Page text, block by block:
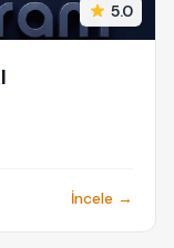
5.0
İncele →